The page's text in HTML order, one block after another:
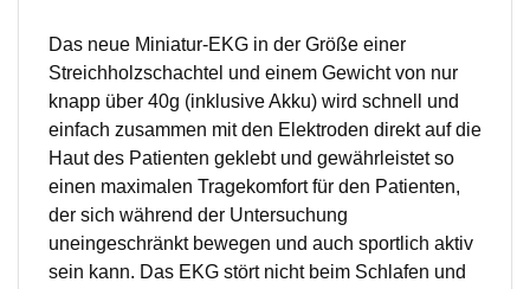
Das neue Miniatur-EKG in der Größe einer
Streichholzschachtel und einem Gewicht von nur
knapp über 40g (inklusive Akku) wird schnell und
einfach zusammen mit den Elektroden direkt auf die
Haut des Patienten geklebt und gewährleistet so
einen maximalen Tragekomfort für den Patienten,
der sich während der Untersuchung
uneingeschränkt bewegen und auch sportlich aktiv
sein kann. Das EKG stört nicht beim Schlafen und